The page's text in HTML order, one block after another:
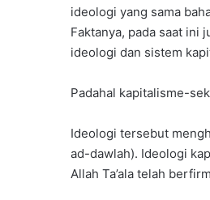
ideologi yang sama
Faktanya, pada saat ini
ideologi dan sistem
Padahal kapitalisme-
Ideologi tersebut
ad-dawlah). Ideologi
Allah Ta’ala telah